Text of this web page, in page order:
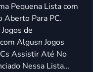
Pequena Lista com
Aberto Para PC.
de
Algusn Jogos
Assistir Até No
Nessa Lista…